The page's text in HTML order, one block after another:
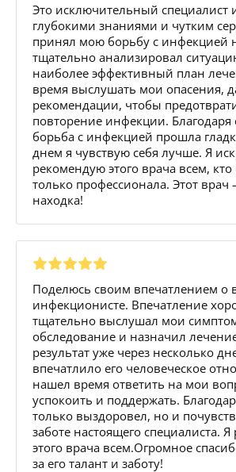
Это исключительный специалист
глубокими знаниями и чутким
принял мою борьбу с инфекцией
тщательно анализировал
наиболее эффективный план
время выслушать мои опасения,
рекомендации, чтобы
повторение инфекции. Благодаря
борьба с инфекцией прошла
днем я чувствую себя лучше. Я
рекомендую этого врача всем,
только профессионала. Этот врач
находка!
Поделюсь своим впечатлением о
инфекционисте. Впечатление
тщательно выслушал мои
обследование и назначил
результат уже через несколько
впечатлило его человеческое
нашел время ответить на мои
успокоить и поддержать.
только выздоровел, но и
заботе настоящего специалиста.
этого врача всем.Огромное
за его талант и заботу!